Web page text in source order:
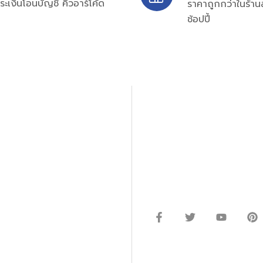
ะเงินโอนบัญชี คิวอาร์โค้ด
ราคาถูกกว่าในร้า
ช้อปปี้